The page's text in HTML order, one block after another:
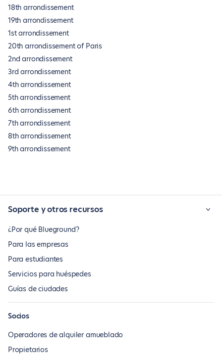
18th arrondissement
19th arrondissement
1st arrondissement
20th arrondissement of Paris
2nd arrondissement
3rd arrondissement
4th arrondissement
5th arrondissement
6th arrondissement
7th arrondissement
8th arrondissement
9th arrondissement
Soporte y otros recursos
¿Por qué Blueground?
Para las empresas
Para estudiantes
Servicios para huéspedes
Guías de ciudades
Socios
Operadores de alquiler amueblado
Propietarios